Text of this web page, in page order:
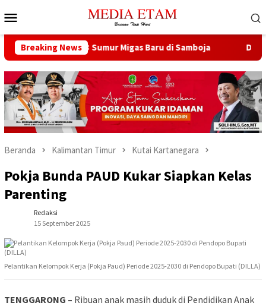
ke
Mobile
Breaking News
Buka 13 Sumur Migas Baru di Samboja DPRD
Beranda Kalimantan Timur Kutai Kartanegara
Pokja Bunda PAUD Kukar Siapkan Kelas
Parenting
Redaksi
15 September 2025
Pelantikan Kelompok Kerja (Pokja Paud) Periode 2025-2030 di Pendopo Bupati (DILLA)
TENGGARONG – Ribuan anak masih duduk di Pendidikan Anak